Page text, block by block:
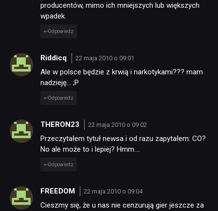
producentów, mimo ich mniejszych lub większych
wpadek.
Odpowiedz
Riddicq 22 maja 2010 o 09:01
Ale w polsce będzie z krwią i narkotykami??? mam
nadzieję… ;P
Odpowiedz
THERON23 22 maja 2010 o 09:02
Przeczytałem tytuł newsa i od razu zapytałem: CO?
No ale może to i lepiej? Hmm….
Odpowiedz
FREEDOM 22 maja 2010 o 09:04
Cieszmy się, że u nas nie cenzurują gier jeszcze za